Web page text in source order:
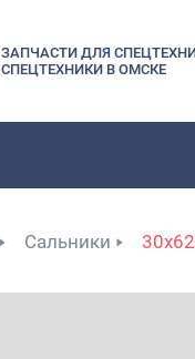
ЗАПЧАСТИ ДЛЯ
СПЕЦТЕХНИКИ В ОМСКЕ
Сальники